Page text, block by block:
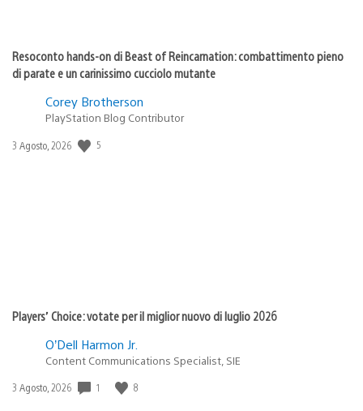
Resoconto hands-on di Beast of Reincarnation: combattimento pieno
di parate e un carinissimo cucciolo mutante
Corey Brotherson
PlayStation Blog Contributor
Data
3 Agosto, 2026 5
Players’ Choice: votate per il miglior nuovo di luglio 2026
O’Dell Harmon Jr.
Content Communications Specialist, SIE
Data
3 Agosto, 2026 1 8